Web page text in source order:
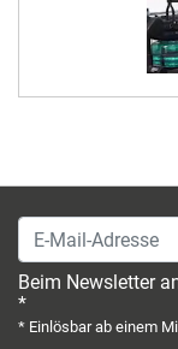
E-Mail-Adresse
Beim Newsletter
*
* Einlösbar ab einem